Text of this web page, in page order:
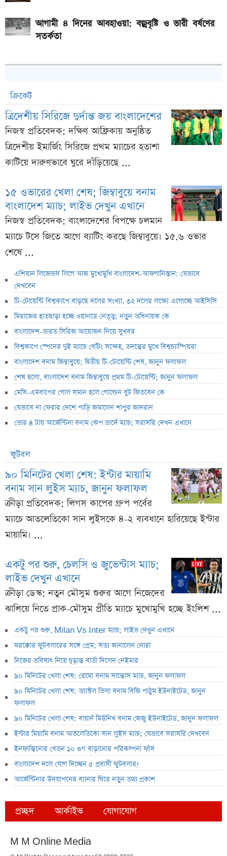
আগামী ৪ দিনের আবহাওয়া: বজ্রবৃষ্টি ও ভারী বর্ষণের
সতর্কতা
ক্রিকেট
ত্রিদেশীয় সিরিজে দুর্দান্ত জয় বাংলাদেশের
নিজস্ব প্রতিবেদক: দক্ষিণ আফ্রিকায় অনুষ্ঠিত
ত্রিদেশীয় ইমার্জিং সিরিজে প্রথম ম্যাচের হতাশা
কাটিয়ে দারুণভাবে ঘুরে দাঁড়িয়েছে ...
১৫ ওভারের খেলা শেষ; জিম্বাবুয়ে বনাম
বাংলাদেশ ম্যাচ; লাইভ দেখুন এখানে
নিজস্ব প্রতিবেদক: বাংলাদেশের বিপক্ষে চলমান
ম্যাচে টসে জিতে আগে ব্যাটিং করছে জিম্বাবুয়ে। ১৫.৬ ওভার
শেষে ...
এশিয়ান লিজেন্ডস লিগে আজ মুখোমুখি বাংলাদেশ-আফগানিস্তান: যেভাবে
দেখবেন
টি-টোয়েন্টি বিশ্বকাপে বাড়ছে দলের সংখ্যা, ৩২ দলের লক্ষ্যে এগোচ্ছে আইসিসি
মিরাজের হাতছাড়া হচ্ছে ওয়ানডে নেতৃত্ব; নতুন অধিনায়ক কে
বাংলাদেশ-ভারত সিরিজ আয়োজন নিয়ে সুখবর
বিশ্বকাপে স্পেনের দুই ম্যাচে বেটিং সন্দেহ, তদন্তের মুখে বিশ্বচ্যাম্পিয়রা
বাংলাদেশ বনাম জিম্বাবুয়ে; দ্বিতীয় টি-টোয়েন্টি শেষ, জানুন ফলাফল
শেষ হলো, বাংলাদেশ বনাম জিম্বাবুয়ে প্রথম টি-টোয়েন্টি; জানুন ফলাফল
মেসি-এমবাপের গোল সমান হলে গোল্ডেন বুট জিতবেন কে
যেভাবে না ফেরার দেশে পাড়ি জমালেন শাপুর জাদরান
ভোর ৪ টায় আর্জেন্টিনা বনাম কেপ ভার্দে ম্যাচ; সরাসরি দেখন এখানে
ফুটবল
৯০ মিনিটের খেলা শেষ: ইন্টার মায়ামি
বনাম সান লুইস ম্যাচ, জানুন ফলাফল
ক্রীড়া প্রতিবেদক: লিগস কাপের গ্রুপ পর্বের
ম্যাচে আতলেতিকো সান লুইসকে ৪-২ ব্যবধানে হারিয়েছে ইন্টার
মায়ামি। ...
একটু পর শুরু, চেলসি ও জুভেন্টাস ম্যাচ;
লাইভ দেখুন এখানে
ক্রীড়া ডেস্ক: নতুন মৌসুম শুরুর আগে নিজেদের
ঝালিয়ে নিতে প্রাক-মৌসুম প্রীতি ম্যাচে মুখোমুখি হচ্ছে ইংলিশ ...
একটু পর শুরু, Milan Vs Inter ম্যাচ; লাইভ দেখুন এখানে
মরক্কোর ফুটবলারের সঙ্গে প্রেম; সত্য জানালেন নোরা
নিজের ভবিষ্যৎ নিয়ে চূড়ান্ত বার্তা দিলেন নেইমার
৯০ মিনিটের খেলা শেষ: রেমো বনাম সান্তোস ম্যাচ, জানুন ফলাফল
৯০ মিনিটের খেলা শেষ: অ্যাস্টল ভিলা বনাম বিজি পাঠুম ইউনাইটেড, জানুন
ফলাফল
৯০ মিনিটের খেলা শেষ: বায়ার্ন মিউনিখ বনাম জেজু ইউনাইটেড, জানুন ফলাফল
ইন্টার মিয়ামি বনাম আতলেতিকো সান লুইস ম্যাচ; যেভাবে সরাসরি দেখবেন
ইনফান্তিনোর বেতন ১০ গুণ বাড়ানোর পরিকল্পনা ফাঁস
বাংলাদেশ দলে যোগ দিচ্ছেন ৫ প্রবাসী ফুটবলার!
আর্জেন্টিনার উদযাপনের ব্যানার ঘিরে নতুন তথ্য প্রকাশ
প্রচ্ছদ আর্কাইভ যোগাযোগ
M M Online Media